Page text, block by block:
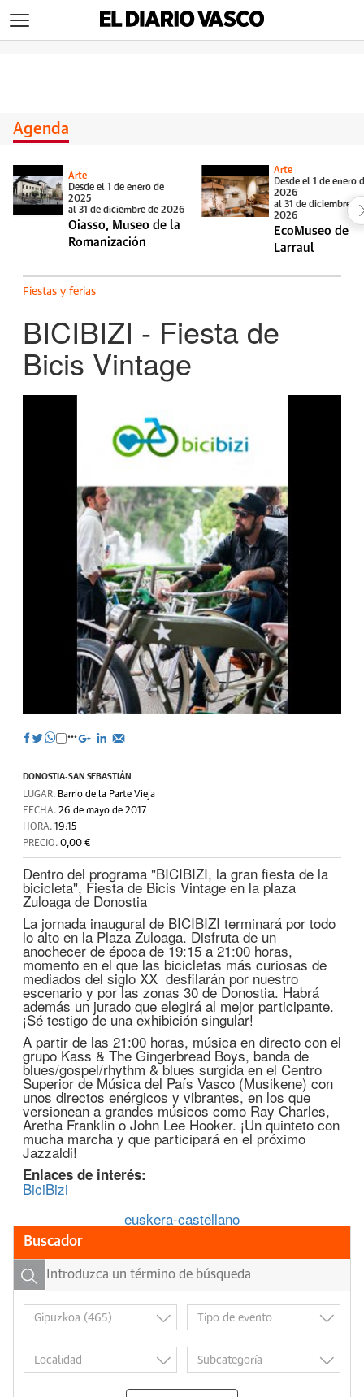
Agenda
Arte
Desde el 1 de enero de
2025
al 31 de diciembre de 2026
Oiasso, Museo de la
Romanización
Arte
Desde el 1 de enero
2026
al 31 de diciembre de
2026
EcoMuseo de
Larraul
Fiestas y ferias
BICIBIZI - Fiesta de
Bicis Vintage
DONOSTIA-SAN SEBASTIÁN
LUGAR. Barrio de la Parte Vieja
FECHA. 26 de mayo de 2017
HORA. 19:15
PRECIO. 0,00 €
Dentro del programa "BICIBIZI, la gran fiesta de la
bicicleta", Fiesta de Bicis Vintage en la plaza
Zuloaga de Donostia
La jornada inaugural de BICIBIZI terminará por todo
lo alto en la Plaza Zuloaga. Disfruta de un
anochecer de época de 19:15 a 21:00 horas,
momento en el que las bicicletas más curiosas de
mediados del siglo XX desfilarán por nuestro
escenario y por las zonas 30 de Donostia. Habrá
además un jurado que elegirá al mejor participante.
¡Sé testigo de una exhibición singular!
A partir de las 21:00 horas, música en directo con el
grupo Kass & The Gingerbread Boys, banda de
blues/gospel/rhythm & blues surgida en el Centro
Superior de Música del País Vasco (Musikene) con
unos directos enérgicos y vibrantes, en los que
versionean a grandes músicos como Ray Charles,
Aretha Franklin o John Lee Hooker. ¡Un quinteto con
mucha marcha y que participará en el próximo
Jazzaldi!
Enlaces de interés:
BiciBizi
euskera-castellano
Buscador